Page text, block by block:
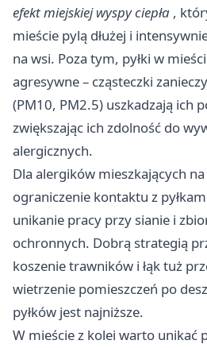
efekt miejskiej wyspy ciepła ,
mieście pylą dłużej i
na wsi. Poza tym, pyłki w
agresywne – cząsteczki
(PM10, PM2.5) uszkadzają ich
zwiększając ich zdolność do
alergicznych.
Dla alergików mieszkających
ograniczenie kontaktu z
unikanie pracy przy sianie i
ochronnych. Dobrą strategią
koszenie trawników i łąk tuż
wietrzenie pomieszczeń po
pyłków jest najniższe.
W mieście z kolei warto unikać